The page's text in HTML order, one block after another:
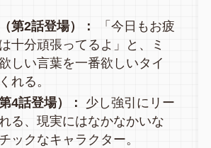
第2話登場）：
「今日もお疲
十分頑張ってるよ」と、ミ
しい言葉を一番欲しいタイ
れる。
4話登場）：
少し強引にリー
る、現実にはなかなかいな
ックなキャラクター。